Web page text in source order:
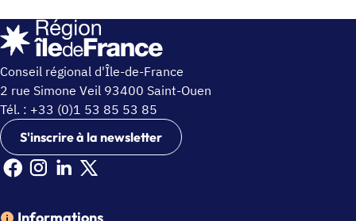
Conseil régional d'Île-de-France
2 rue Simone Veil 93400 Saint-Ouen
Tél. : +33 (0)1 53 85 53 85
S'inscrire à la newsletter
Facebook Ile de France (nouvelle fenêtre)
Instagram Ile de France (nouvelle fenêtre)
Linkedin Ile de France (nouvelle fenêtre)
X Ile de France (nouvelle fenêtre)